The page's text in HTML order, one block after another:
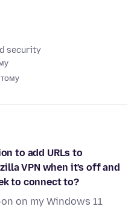
security
тому
to add URLs to
VPN when it's off and
to connect to?
on my Windows 11